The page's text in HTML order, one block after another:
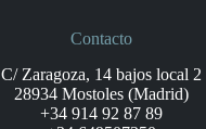
Contacto
C/ Zaragoza, 14 bajos local 2
28934 Mostoles (Madrid)
+34 914 92 87 89